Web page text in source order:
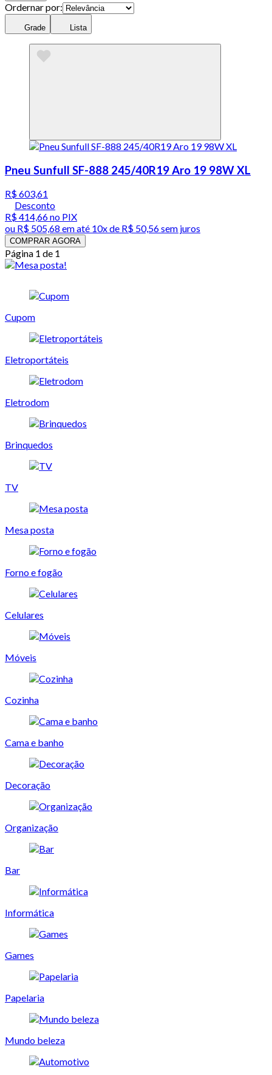
Ordernar por:
Grade Lista
Pneu Sunfull SF-888 245/40R19 Aro 19 98W XL
R$ 603,61
Desconto
R$ 414,66no PIX
ou R$ 505,68 em até 10x de R$ 50,56 sem juros
COMPRAR AGORA
Página 1 de 1
Cupom
Eletroportáteis
Eletrodom
Brinquedos
TV
Mesa posta
Forno e fogão
Celulares
Móveis
Cozinha
Cama e banho
Decoração
Organização
Bar
Informática
Games
Papelaria
Mundo beleza